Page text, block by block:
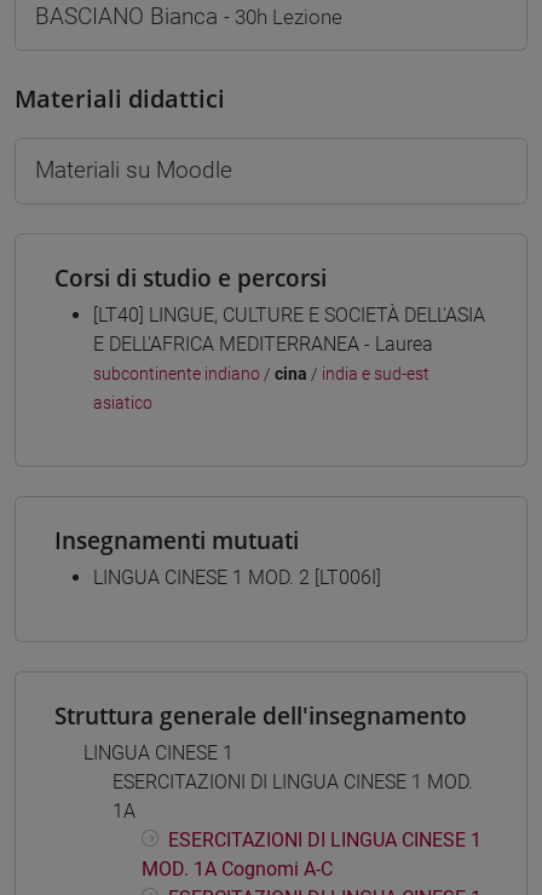
BASCIANO Bianca - 30h Lezione
Materiali didattici
Materiali su Moodle
Corsi di studio e percorsi
[LT40] LINGUE, CULTURE E SOCIETÀ DELL'ASIA
E DELL'AFRICA MEDITERRANEA - Laurea
subcontinente indiano / cina / india e sud-est
asiatico
Insegnamenti mutuati
LINGUA CINESE 1 MOD. 2 [LT006I]
Struttura generale dell'insegnamento
LINGUA CINESE 1
ESERCITAZIONI DI LINGUA CINESE 1 MOD.
1A
ESERCITAZIONI DI LINGUA CINESE 1
MOD. 1A Cognomi A-C